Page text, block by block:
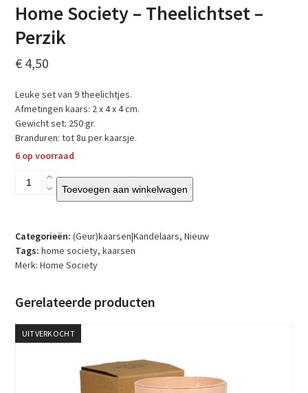
Home Society – Theelichtset –
Perzik
€ 4,50
Leuke set van 9 theelichtjes.
Afmetingen kaars: 2 x 4 x 4 cm.
Gewicht set: 250 gr.
Branduren: tot 8u per kaarsje.
6 op voorraad
Home
-
Perzik
aantal
Toevoegen aan winkelwagen
Categorieën: (Geur)kaarsen|Kandelaars,Nieuw
Tags: home society,kaarsen
Merk:Home Society
Gerelateerde producten
UITVERKOCHT